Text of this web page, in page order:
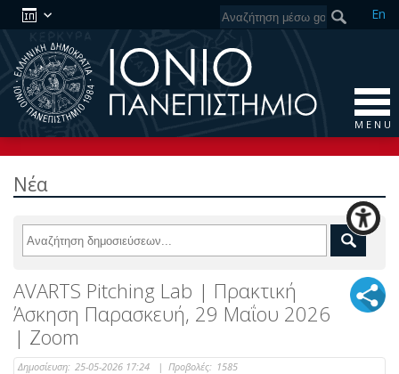
En
M E N U
Νέα
AVARTS Pitching Lab | Πρακτική
Άσκηση Παρασκευή, 29 Μαΐου 2026
| Zoom
Δημοσίευση: 25-05-2026 17:24 | Προβολές: 1585